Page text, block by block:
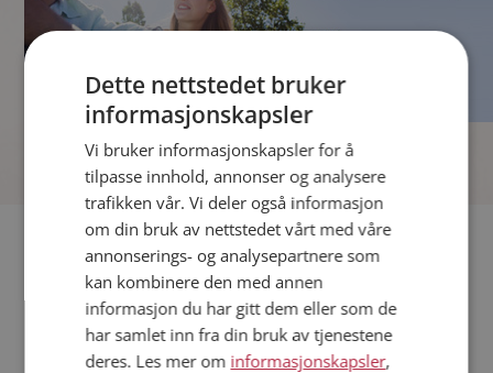
Fler single
Date menn i Norge
Date kvinner i Norge
Dette nettstedet bruker
informasjonskapsler
Vi bruker informasjonskapsler for å
tilpasse innhold, annonser og analysere
trafikken vår. Vi deler også informasjon
om din bruk av nettstedet vårt med våre
annonserings- og analysepartnere som
kan kombinere den med annen
informasjon du har gitt dem eller som de
har samlet inn fra din bruk av tjenestene
deres. Les mer om informasjonskapsler,